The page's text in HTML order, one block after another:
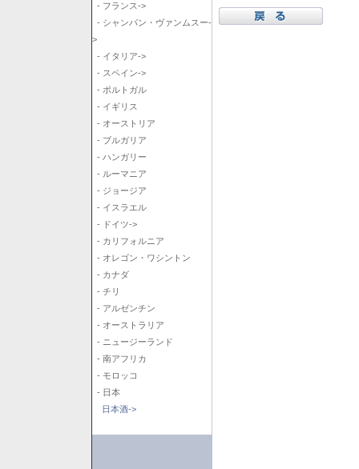
- フランス->
- シャンパン・ヴァンムスー-
>
- イタリア->
- スペイン->
- ポルトガル
- イギリス
- オーストリア
- ブルガリア
- ハンガリー
- ルーマニア
- ジョージア
- イスラエル
- ドイツ->
- カリフォルニア
- オレゴン・ワシントン
- カナダ
- チリ
- アルゼンチン
- オーストラリア
- ニュージーランド
- 南アフリカ
- モロッコ
- 日本
日本酒->